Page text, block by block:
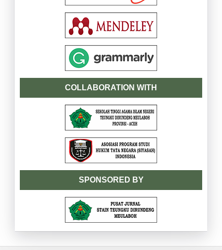
COLLABORATION WITH
SPONSORED BY